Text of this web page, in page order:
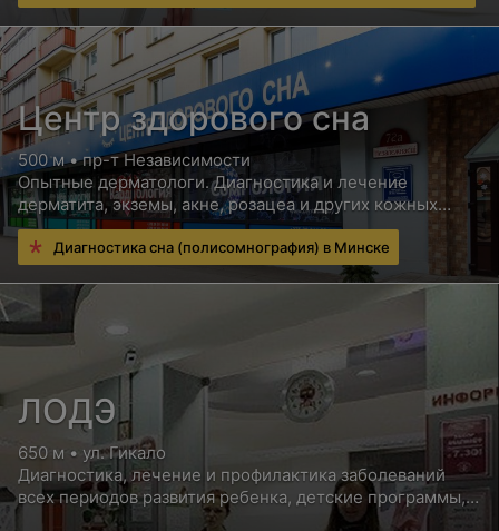
Центр здорового сна
500 м • пр-т Независимости
Опытные дерматологи. Диагностика и лечение
дерматита, экземы, акне, розацеа и других кожных
заболеваний
Диагностика сна (полисомнография) в Минске
ЛОДЭ
650 м • ул. Гикало
Диагностика, лечение и профилактика заболеваний
всех периодов развития ребенка, детские программы,
мед. осмотры